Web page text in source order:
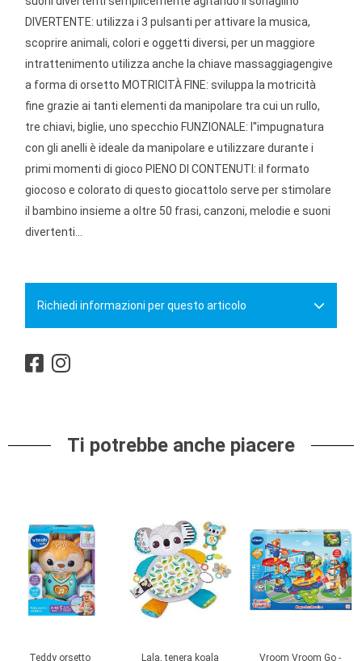
DIVERTENTE: utilizza i 3 pulsanti per attivare la musica,
scoprire animali, colori e oggetti diversi, per un maggiore
intrattenimento utilizza anche la chiave massaggiagengive
a forma di orsetto MOTRICITÀ FINE: sviluppa la motricità
fine grazie ai tanti elementi da manipolare tra cui un rullo,
tre chiavi, biglie, uno specchio FUNZIONALE: l''impugnatura
con gli anelli è ideale da manipolare e utilizzare durante i
primi momenti di gioco PIENO DI CONTENUTI: il formato
giocoso e colorato di questo giocattolo serve per stimolare
il bambino insieme a oltre 50 frasi, canzoni, melodie e suoni
divertenti...
Richiedi informazioni per questo articolo
Ti potrebbe anche piacere
Teddy orsetto
Lala, tenera koala
Vroom Vroom Go -